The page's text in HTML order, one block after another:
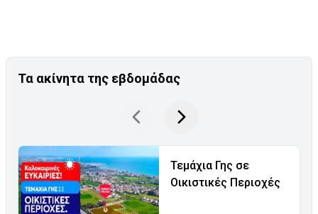
Τα ακίνητα της εβδομάδας
Τεμάχια Γης σε
Οικιστικές Περιοχές